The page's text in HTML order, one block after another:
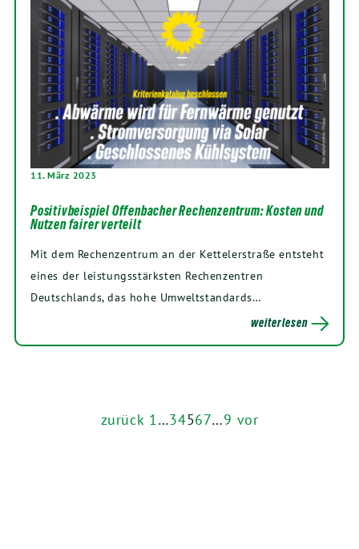
11. März 2023
Positivbeispiel Offenbacher Rechenzentrum: Kosten und
Nutzen fairer verteilt
Mit dem Rechenzentrum an der Kettelerstraße entsteht
eines der leistungsstärksten Rechenzentren
Deutschlands, das hohe Umweltstandards…
weiterlesen
zurück 1…34567…9 vor